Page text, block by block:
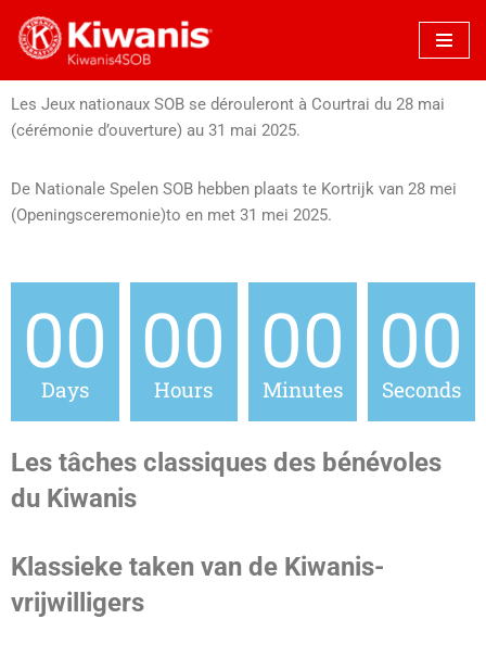
Spring
naar
de
inhoud
Les Jeux nationaux SOB se dérouleront à Courtrai du 28 mai
(cérémonie d’ouverture) au 31 mai 2025.
De Nationale Spelen SOB hebben plaats te Kortrijk van 28 mei
(Openingsceremonie)to en met 31 mei 2025.
00
Days
00
Hours
00
Minutes
00
Seconds
Les tâches classiques des bénévoles
du Kiwanis
Klassieke taken van de Kiwanis-
vrijwilligers